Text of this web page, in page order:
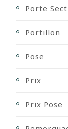
Porte
Portillon
Pose
Prix
Prix Pose